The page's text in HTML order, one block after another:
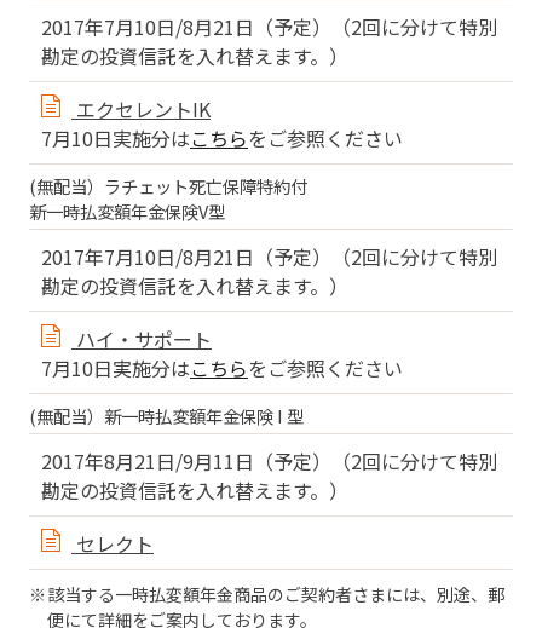
2017年7月10日/8月21日（予定）（2回に分けて特別
勘定の投資信託を入れ替えます。）
エクセレントIK
7月10日実施分はこちらをご参照ください
(無配当）ラチェット死亡保障特約付
新一時払変額年金保険V型
2017年7月10日/8月21日（予定）（2回に分けて特別
勘定の投資信託を入れ替えます。）
ハイ・サポート
7月10日実施分はこちらをご参照ください
(無配当）新一時払変額年金保険 I 型
2017年8月21日/9月11日（予定）（2回に分けて特別
勘定の投資信託を入れ替えます。）
セレクト
該当する一時払変額年金商品のご契約者さまには、別途、郵
便にて詳細をご案内しております。